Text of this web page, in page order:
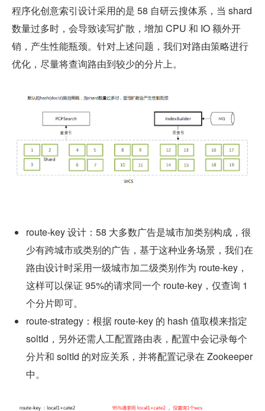
程序化创意索引设计采用的是 58 自研云搜体系，当 shard
数量过多时，会导致读写扩散，增加 CPU 和 IO 额外开
销，产生性能瓶颈。针对上述问题，我们对路由策略进行
优化，尽量将查询路由到较少的分片上。
route-key 设计：58 大多数广告是城市加类别构成，很
少有跨城市或类别的广告，基于这种业务场景，我们在
路由设计时采用一级城市加二级类别作为 route-key，
这样可以保证 95%的请求同一个 route-key，仅查询 1
个分片即可。
route-strategy：根据 route-key 的 hash 值取模来指定
soltId，另外还需人工配置路由表，配置中会记录每个
分片和 soltId 的对应关系，并将配置记录在 Zookeeper
中。